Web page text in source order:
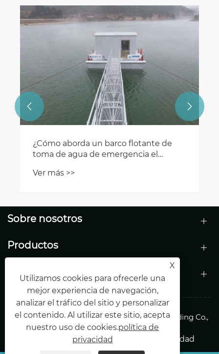
Ven aquí para conocer más sobre la
sección de embarcaciones con bomba
de toma de agua.
Ver más >>
 
Sobre nosotros
Productos
Contáctenos
Copyright © 2026 Shandong Haiding Shipbuilding Co.,
Ltd. Todos los derechos reservados.
SitemapRSSXMLpolítica de privacidad
X
Utilizamos cookies para ofrecerle una
mejor experiencia de navegación,
analizar el tráfico del sitio y personalizar
el contenido. Al utilizar este sitio, acepta
nuestro uso de cookies.política de
privacidad